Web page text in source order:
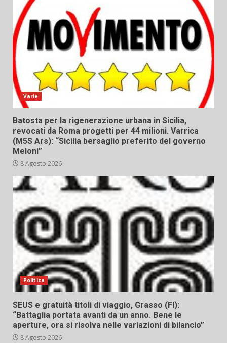
Varie
Batosta per la rigenerazione urbana in Sicilia,
revocati da Roma progetti per 44 milioni. Varrica
(M5S Ars): “Sicilia bersaglio preferito del governo
Meloni”
8 Agosto 2026
Politica
SEUS e gratuità titoli di viaggio, Grasso (FI):
“Battaglia portata avanti da un anno. Bene le
aperture, ora si risolva nelle variazioni di bilancio”
8 Agosto 2026